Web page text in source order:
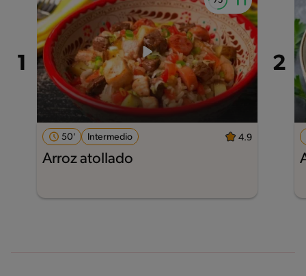
50' Intermedio 4.9
Arroz atollado